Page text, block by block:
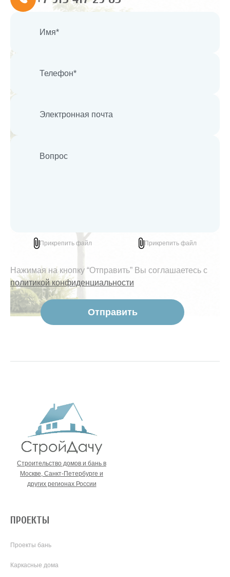
Прикрепить файл Прикрепить файл
Нажимая на кнопку “Отправить” Вы соглашаетесь с
политикой конфиденциальности
Строительство домов и бань в
Москве, Санкт-Петербурге и
других регионах России
ПРОЕКТЫ
Проекты бань
Каркасные дома